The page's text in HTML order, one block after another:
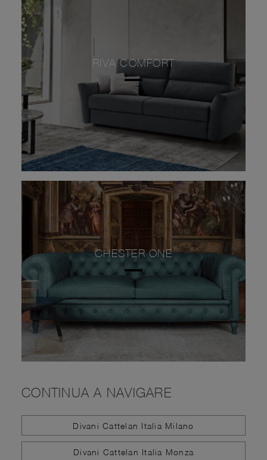
RIVA COMFORT
CHESTER ONE
CONTINUA A NAVIGARE
Divani Cattelan Italia Milano
Divani Cattelan Italia Monza